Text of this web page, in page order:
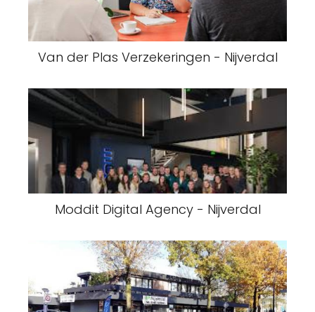
Van der Plas Verzekeringen - Nijverdal
Moddit Digital Agency - Nijverdal